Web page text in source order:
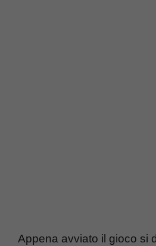
Appena avviato il gioco si